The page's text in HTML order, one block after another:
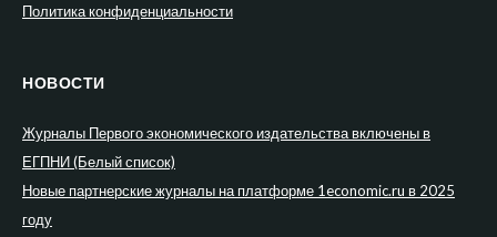
Политика конфиденциальности
НОВОСТИ
Журналы Первого экономического издательства включены в
ЕГПНИ (Белый список)
Новые партнерские журналы на платформе 1economic.ru в 2025
году